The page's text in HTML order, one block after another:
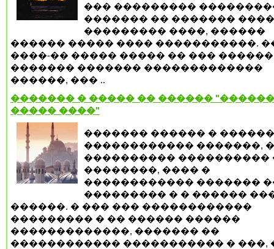
��� ���������
������� �� �������
��������� ����, ������
������ ����� ���� �����������.
����-�� ����� ����� �� ��� ������
������� ������� �������������
������, ��� ..
������� � ����� �� ������
����� ����"
������� ������ �
������������ �������,
���������� ����������
��������, ���� �
������������ �������
��������� � � ������
������. � ��� ��� ������������
��������� � �� ������ ������
�������������, ������� ��
������������ ����������� � ���,